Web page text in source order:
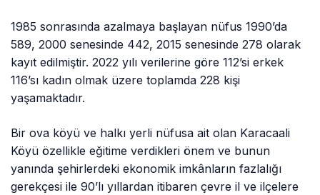
1985 sonrasında azalmaya başlayan nüfus 1990’da
589, 2000 senesinde 442, 2015 senesinde 278 olarak
kayıt edilmiştir. 2022 yılı verilerine göre 112’si erkek
116’sı kadın olmak üzere toplamda 228 kişi
yaşamaktadır.
Bir ova köyü ve halkı yerli nüfusa ait olan Karacaali
Köyü özellikle eğitime verdikleri önem ve bunun
yanında şehirlerdeki ekonomik imkânların fazlalığı
gerekçesi ile 90’lı yıllardan itibaren çevre il ve ilçelere